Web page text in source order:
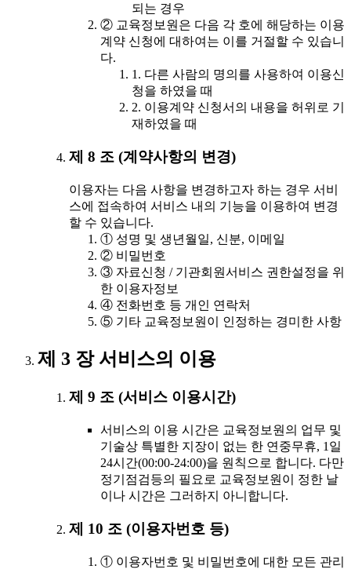
되는 경우
② 교육정보원은 다음 각 호에 해당하는 이용
계약 신청에 대하여는 이를 거절할 수 있습니
다.
1. 다른 사람의 명의를 사용하여 이용신
청을 하였을 때
2. 이용계약 신청서의 내용을 허위로 기
재하였을 때
제 8 조 (계약사항의 변경)
이용자는 다음 사항을 변경하고자 하는 경우 서비
스에 접속하여 서비스 내의 기능을 이용하여 변경
할 수 있습니다.
① 성명 및 생년월일, 신분, 이메일
② 비밀번호
③ 자료신청 / 기관회원서비스 권한설정을 위
한 이용자정보
④ 전화번호 등 개인 연락처
⑤ 기타 교육정보원이 인정하는 경미한 사항
제 3 장 서비스의 이용
제 9 조 (서비스 이용시간)
서비스의 이용 시간은 교육정보원의 업무 및
기술상 특별한 지장이 없는 한 연중무휴, 1일
24시간(00:00-24:00)을 원칙으로 합니다. 다만
정기점검등의 필요로 교육정보원이 정한 날
이나 시간은 그러하지 아니합니다.
제 10 조 (이용자번호 등)
① 이용자번호 및 비밀번호에 대한 모든 관리